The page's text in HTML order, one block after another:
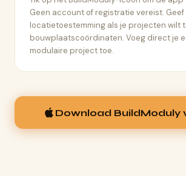
Geen account of registratie vereist. Geef
locatietoestemming als je projecten wilt
bouwplaatscoördinaten. Voeg direct je
modulaire project toe.
Download BuildModuly